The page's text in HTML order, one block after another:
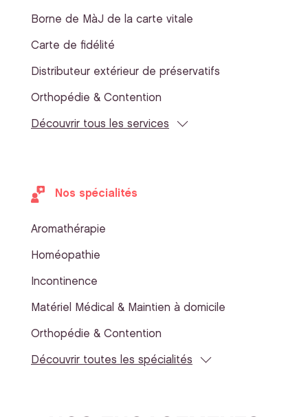
Borne de MàJ de la carte vitale
Carte de fidélité
Distributeur extérieur de préservatifs
Orthopédie & Contention
Découvrir tous les services
Nos spécialités
Aromathérapie
Homéopathie
Incontinence
Matériel Médical & Maintien à domicile
Orthopédie & Contention
Découvrir toutes les spécialités